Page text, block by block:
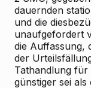
dauernden
und die
unaufgefordert
die Auffassung,
der
Tathandlung für
günstiger sei als